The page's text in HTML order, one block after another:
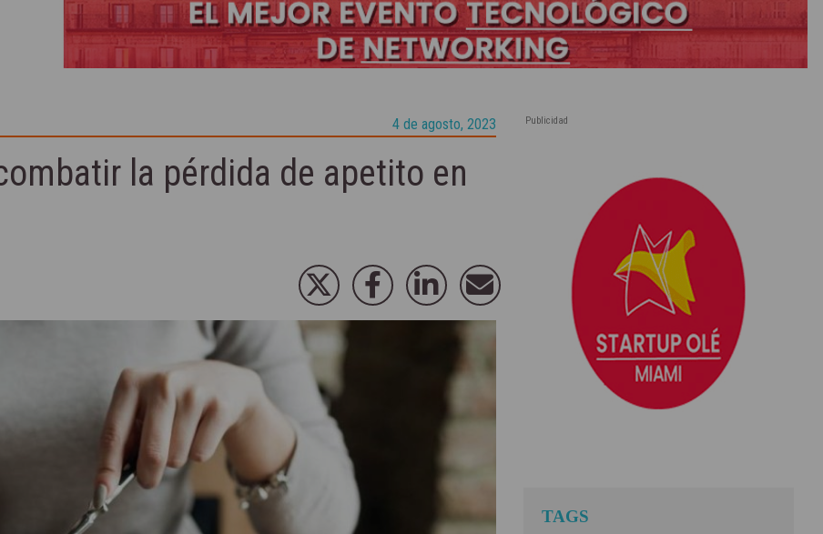
4 de agosto, 2023
la pérdida de apetito en
Publicidad
TAGS